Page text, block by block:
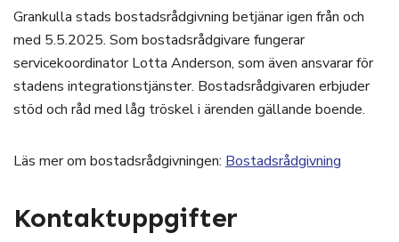
Grankulla stads bostadsrådgivning betjänar igen från och
med 5.5.2025. Som bostadsrådgivare fungerar
servicekoordinator Lotta Anderson, som även ansvarar för
stadens integrationstjänster. Bostadsrådgivaren erbjuder
stöd och råd med låg tröskel i ärenden gällande boende.
Läs mer om bostadsrådgivningen: Bostadsrådgivning
Kontaktuppgifter